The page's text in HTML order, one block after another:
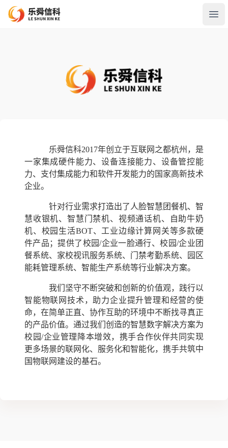
乐舜信科2017年创立于互联网之都杭州，是
一家集成硬件能力、设备连接能力、设备管控能
力、支付集成能力和软件开发能力的国家高新技术
企业。
针对行业需求打造出了人脸智慧团餐机、智
慧收银机、智慧门禁机、视频通话机、自助牛奶
机、校园生活BOT、工业边缘计算网关等多款硬
件产品；提供了校园/企业一脸通行、校园/企业团
餐系统、家校视讯服务系统、门禁考勤系统、园区
能耗管理系统、智能生产系统等行业解决方案。
我们坚守不断突破和创新的价值观，践行以
智能物联网技术，助力企业提升管理和经营的使
命，在简单正直、协作互助的环境中不断找寻真正
的产品价值。通过我们创造的智慧数字解决方案为
校园/企业管理降本增效，携手合作伙伴共同实现
更多场景的联网化、服务化和智能化，携手共筑中
国物联网建设的基石。